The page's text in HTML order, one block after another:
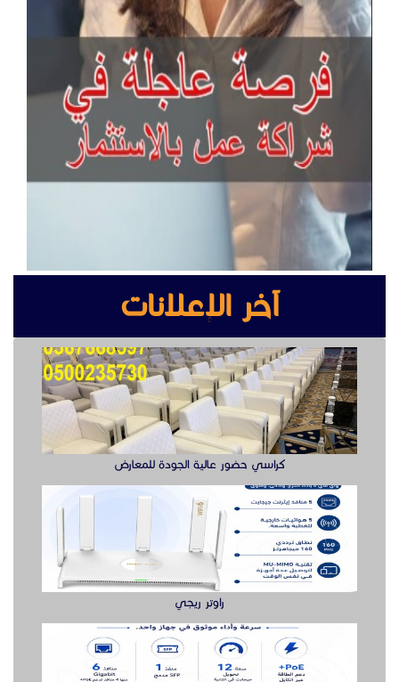
آخر الإعلانات
كراسي حضور عالية الجودة للمعارض
راوتر ريجي